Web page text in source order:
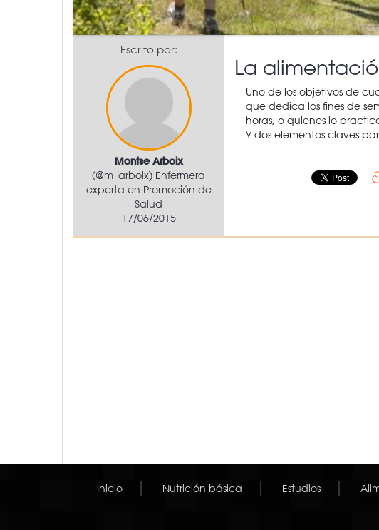
La
Escrito por:
Montse Arboix
(@m_arboix) Enfermera
experta en Promoción de
Salud
17/06/2015
Uno de los objetivos de
que dedica los fines de
horas, o quienes lo
Y dos elementos claves
Inicio Nutrición básica Estudios